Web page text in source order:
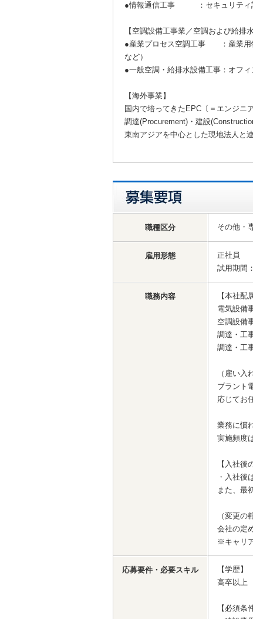
●情報通信工事 ：セキュリティ
【空調設備工事業／空調および給排
●産業プロセス空調工事 ：産業用
など）
●一般空調・給排水設備工事：オフ
【海外事業】
国内で培ってきたEPC〔＝エンジニ
調達(Procurement)・建設
東南アジアを中心とした現地法人と
職種区分 その他
雇用形態
正社員
試用期間
職務内容
【本社配
電気設備
空調設備
調達・工
調達・工
（雇い入
プラント
応じてお
業務に慣
実施頻度
【入社後
・入社後
また、最
（変更の
会社の定
※キャリ
応募要件・必要スキル
【学歴】
高卒以上
【必須条